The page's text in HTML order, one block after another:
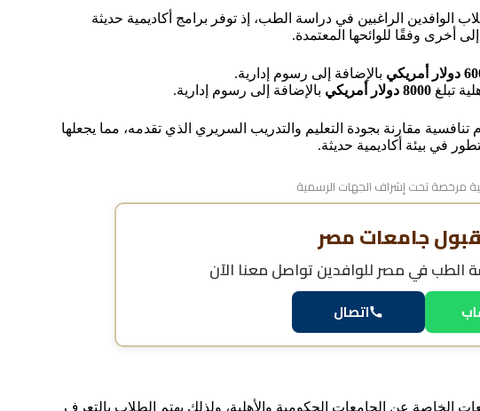
الوافدين الراغبين في دراسة الطب، إذ توفر برامج أكاديمية حديثة
أخرى وفقًا للوائحها المعتمدة.
أمريكي
بالإضافة إلى رسوم إدارية.
تبلغ 8000 دولار أمريكي بالإضافة إلى رسوم إدارية.
مقارنة بجودة التعليم والتدريب السريري الذي تقدمه، مما يجعلها
في بيئة أكاديمية حديثة.
مرخصة تحت إشراف الجهات الرسمية
قبول جامعات مصر
الطب في مصر للوافدينتواصل معنا الآن
اتصال
عن الجامعات الحكومية والأهلية، ولذلك يهتم الطلاب بالتعرف